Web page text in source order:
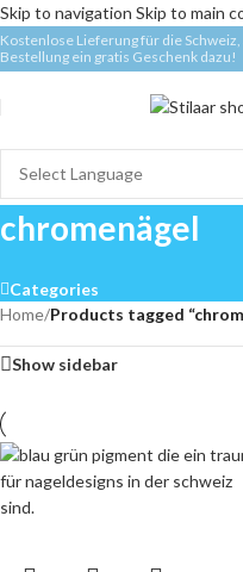
Skip to navigation Skip to main
Kostenlose Lieferung für die
Bestellung ein gratis Geschenk dazu!
chromenägel
Categories
Home/Products tagged
Show sidebar